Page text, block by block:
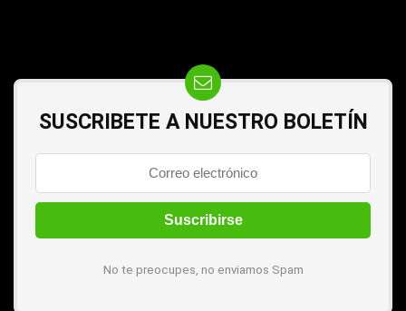
SUSCRIBETE A NUESTRO BOLETÍN
No te preocupes, no enviamos Spam